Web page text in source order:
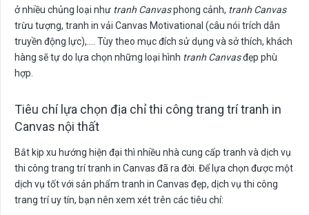
ở nhiều chủng loại như tranh Canvasphong cảnh, tranh Canvas
trừu tượng, tranh in vải Canvas Motivational (câu nói trích dẫn
truyền động lực),…. Tùy theo mục đích sử dụng và sở thích, khách
hàng sẽ tự do lựa chọn những loại hình tranh Canvasđẹp phù
hợp.
Tiêu chí lựa chọn địa chỉ thi công trang trí tranh in
Canvas nội thất
Bắt kịp xu hướng hiện đại thì nhiều nhà cung cấp tranh và dịch vụ
thi công trang trí tranh in Canvas đã ra đời. Để lựa chọn được một
dịch vụ tốt với sản phẩm tranh in Canvas đẹp, dịch vụ thi công
trang trí uy tín, bạn nên xem xét trên các tiêu chí: